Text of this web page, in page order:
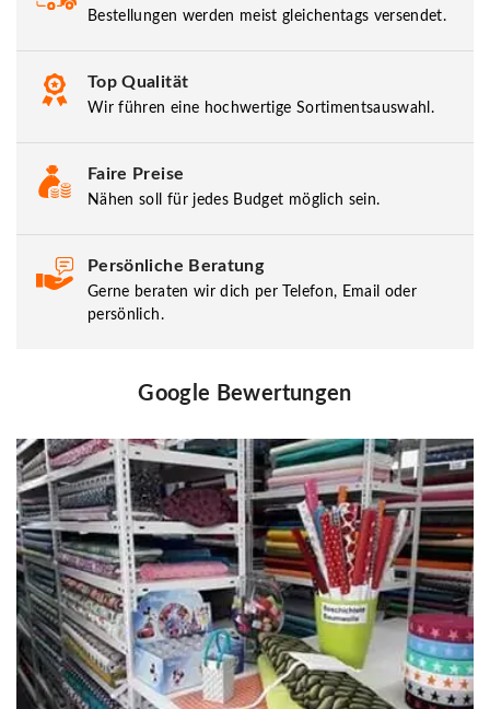
Bestellungen werden meist gleichentags versendet.
Top Qualität
Wir führen eine hochwertige Sortimentsauswahl.
Faire Preise
Nähen soll für jedes Budget möglich sein.
Persönliche Beratung
Gerne beraten wir dich per Telefon, Email oder
persönlich.
Google Bewertungen